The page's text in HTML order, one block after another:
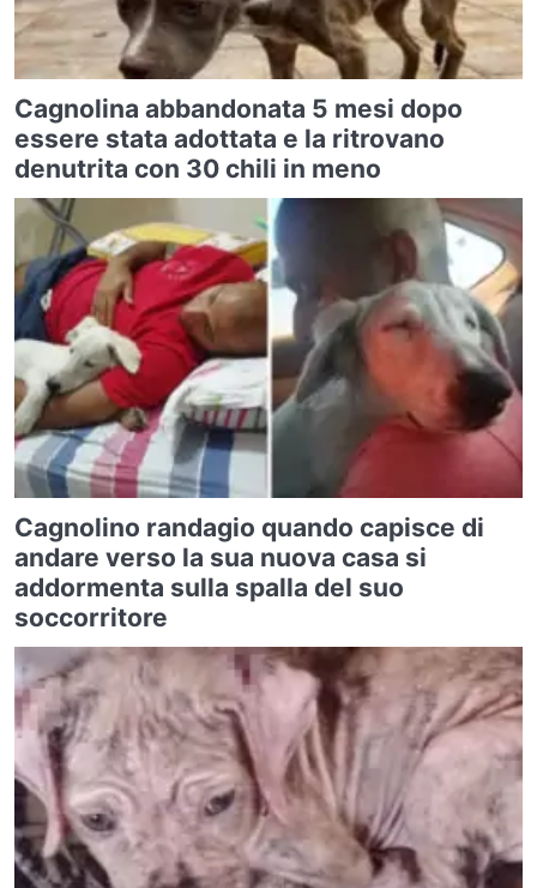
Cagnolina abbandonata 5 mesi dopo
essere stata adottata e la ritrovano
denutrita con 30 chili in meno
Cagnolino randagio quando capisce di
andare verso la sua nuova casa si
addormenta sulla spalla del suo
soccorritore